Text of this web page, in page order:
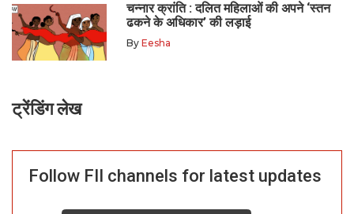
चन्नार क्रांति : दलित महिलाओं की अपने ‘स्तन
ढकने के अधिकार’ की लड़ाई
By Eesha
ट्रेंडिंग लेख
Follow FII channels for latest updates